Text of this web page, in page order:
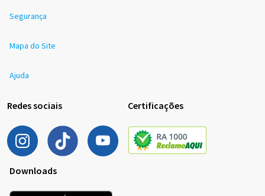
Segurança
Mapa do Site
Ajuda
Redes sociais Certificações
Downloads